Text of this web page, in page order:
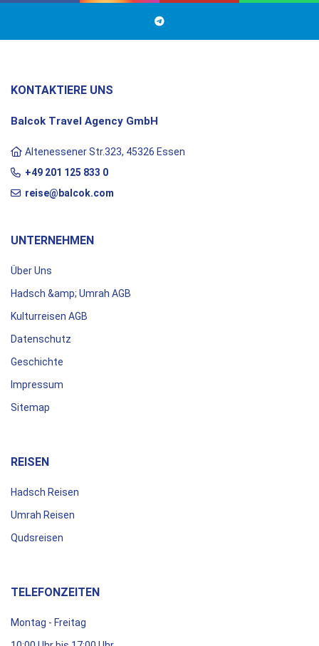
KONTAKTIERE UNS
Balcok Travel Agency GmbH
Altenessener Str.323, 45326 Essen
+49 201 125 833 0
reise@balcok.com
UNTERNEHMEN
Über Uns
Hadsch &amp; Umrah AGB
Kulturreisen AGB
Datenschutz
Geschichte
Impressum
Sitemap
REISEN
Hadsch Reisen
Umrah Reisen
Qudsreisen
TELEFONZEITEN
Montag - Freitag